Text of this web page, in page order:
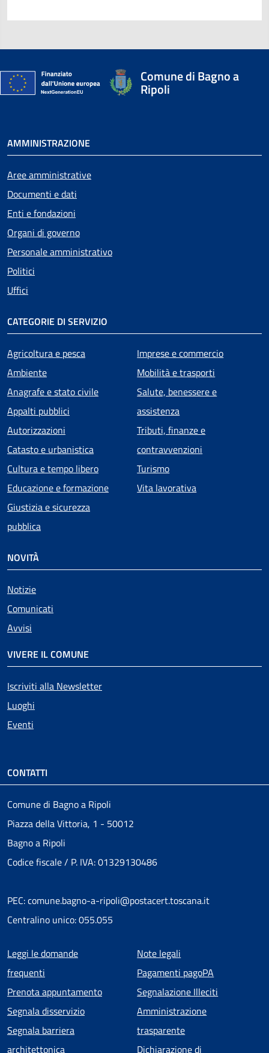
Comune di Bagno a
Ripoli
AMMINISTRAZIONE
Aree amministrative
Documenti e dati
Enti e fondazioni
Organi di governo
Personale amministrativo
Politici
Uffici
CATEGORIE DI SERVIZIO
Agricoltura e pesca
Ambiente
Anagrafe e stato civile
Appalti pubblici
Autorizzazioni
Catasto e urbanistica
Cultura e tempo libero
Educazione e formazione
Giustizia e sicurezza
pubblica
Imprese e commercio
Mobilità e trasporti
Salute, benessere e
assistenza
Tributi, finanze e
contravvenzioni
Turismo
Vita lavorativa
NOVITÀ
Notizie
Comunicati
Avvisi
VIVERE IL COMUNE
Iscriviti alla Newsletter
Luoghi
Eventi
CONTATTI
Comune di Bagno a Ripoli
Piazza della Vittoria, 1 - 50012
Bagno a Ripoli
Codice fiscale / P. IVA: 01329130486
PEC: comune.bagno-a-ripoli@postacert.toscana.it
Centralino unico: 055.055
Menu piè di pagina
Leggi le domande
frequenti
Prenota appuntamento
Segnala disservizio
Segnala barriera
architettonica
Note legali
Pagamenti pagoPA
Segnalazione Illeciti
Amministrazione
trasparente
Dichiarazione di